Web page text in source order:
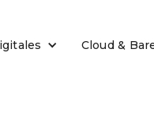
Cloud &